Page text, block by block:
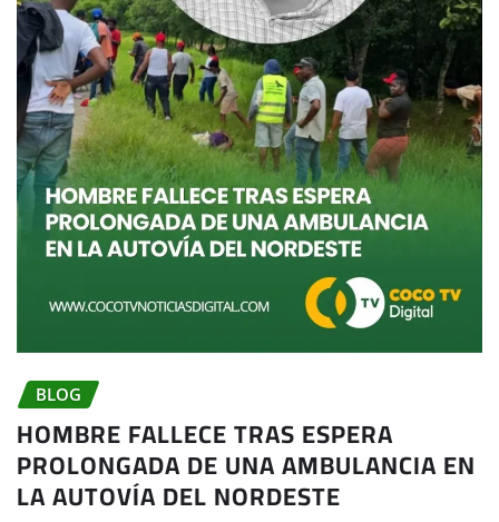
BLOG
HOMBRE FALLECE TRAS ESPERA
PROLONGADA DE UNA AMBULANCIA EN
LA AUTOVÍA DEL NORDESTE